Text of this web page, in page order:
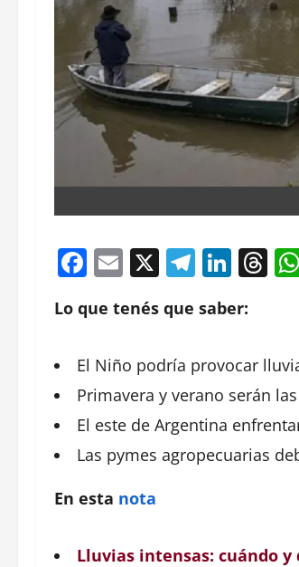
Facebook
Email
X
Lo que tenés que saber:
El Niño podría provocar
Primavera y verano serán las
El este de Argentina
Las pymes agropecuarias
En esta nota
Lluvias intensas: cuándo y